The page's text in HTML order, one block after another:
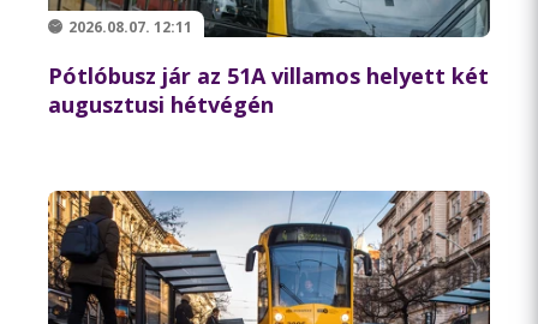
2026.08.07. 12:11
Pótlóbusz jár az 51A villamos helyett két
augusztusi hétvégén